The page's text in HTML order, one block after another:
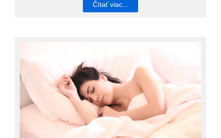
Čítať viac...